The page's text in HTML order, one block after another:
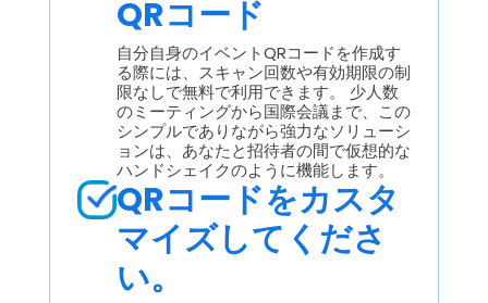
QRコード
自分自身のイベントQRコードを作成す
る際には、スキャン回数や有効期限の制
限なしで無料で利用できます。 少人数
のミーティングから国際会議まで、この
シンプルでありながら強力なソリューシ
ョンは、あなたと招待者の間で仮想的な
ハンドシェイクのように機能します。
QRコードをカスタ
マイズしてくださ
い。